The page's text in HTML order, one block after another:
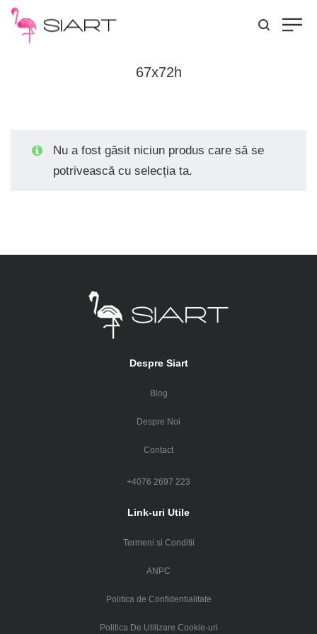
67x72h
Nu a fost găsit niciun produs care să se
potrivească cu selecția ta.
Despre Siart
Blog
Despre Noi
Contact
+4076 2697 223
Link-uri Utile
Termeni si Conditii
ANPC
Politica de Confidentialitate
Politica De Utilizare Cookie-uri